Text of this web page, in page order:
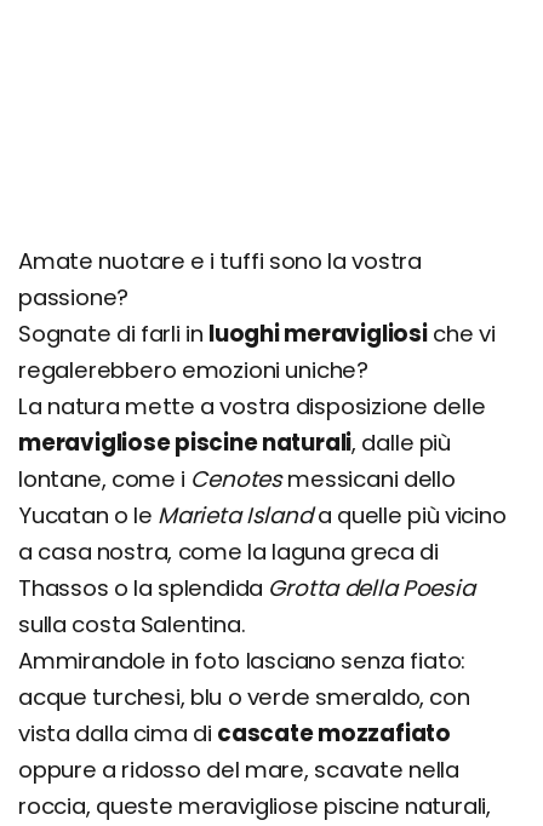
Amate nuotare e i tuffi sono la vostra
passione?
Sognate di farli in luoghi meravigliosiche vi
regalerebbero emozioni uniche?
La natura mette a vostra disposizione delle
meravigliose piscine naturali, dalle più
lontane, come i Cenotesmessicani dello
Yucatan o le Marieta Islanda quelle più vicino
a casa nostra, come la laguna greca di
Thassos o la splendida Grotta della Poesia
sulla costa Salentina.
Ammirandole in foto lasciano senza fiato:
acque turchesi, blu o verde smeraldo, con
vista dalla cima di cascate mozzafiato
oppure a ridosso del mare, scavate nella
roccia, queste meravigliose piscine naturali,